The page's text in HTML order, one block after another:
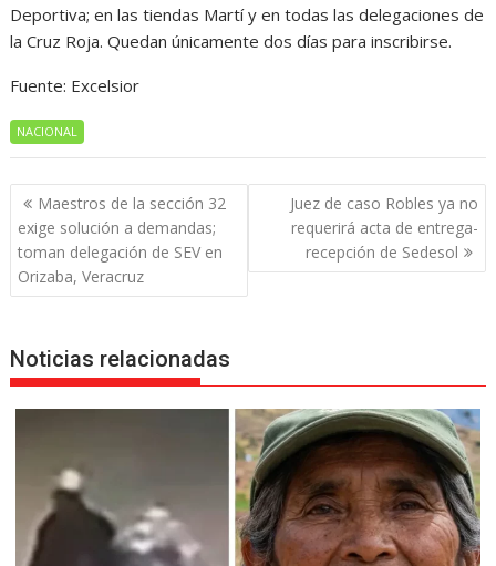
Deportiva; en las tiendas Martí y en todas las delegaciones de
la Cruz Roja. Quedan únicamente dos días para inscribirse.
Fuente: Excelsior
NACIONAL
Navegación
de
entradas
Maestros de la sección 32
exige solución a demandas;
toman delegación de SEV en
Orizaba, Veracruz
Juez de caso Robles ya no
requerirá acta de entrega-
recepción de Sedesol
Noticias relacionadas